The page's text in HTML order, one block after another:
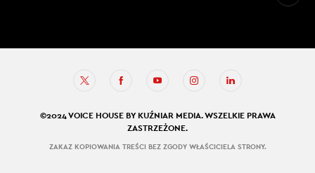
©2024 VOICE HOUSE BY KUŹNIAR MEDIA. WSZELKIE PRAWA
ZASTRZEŻONE.
ZAKAZ KOPIOWANIA TREŚCI BEZ ZGODY WŁAŚCICIELA STRONY.